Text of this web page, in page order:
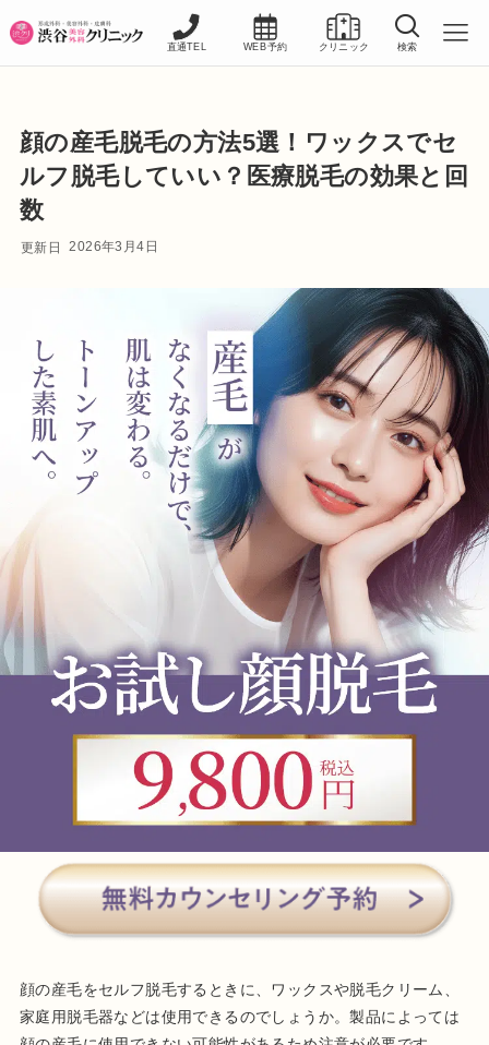
直通TEL WEB予約 クリニック 検索
顔の産毛脱毛の方法5選！ワックスでセ
ルフ脱毛していい？医療脱毛の効果と回
数
2026年3月4日
顔の産毛をセルフ脱毛するときに、ワックスや脱毛クリーム、
家庭用脱毛器などは使用できるのでしょうか。製品によっては